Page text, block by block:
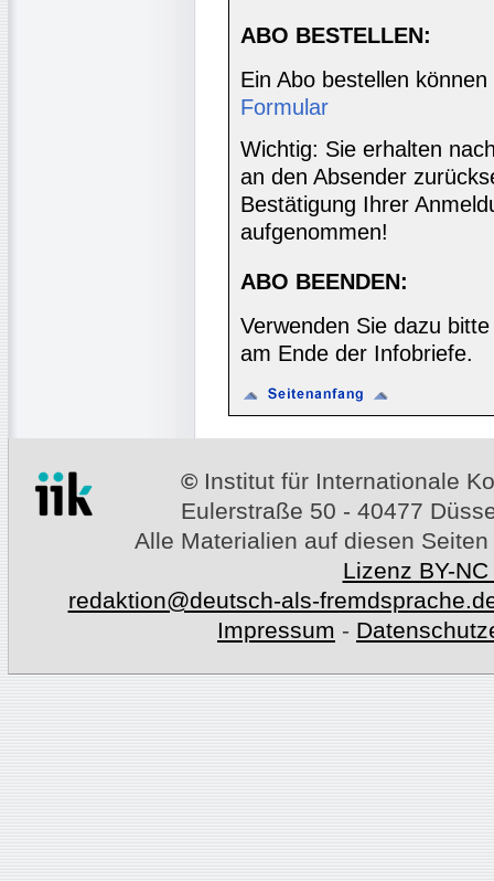
ABO BESTELLEN:
Ein Abo bestellen
Formular
Wichtig: Sie erhalten
an den Absender
Bestätigung Ihrer
aufgenommen!
ABO BEENDEN:
Verwenden Sie dazu
am Ende der Infobriefe.
© Institut für Internationale
Eulerstraße 50 - 40477
Alle Materialien auf diesen
Lizenz BY-
redaktion@deutsch-als-
Impressum -